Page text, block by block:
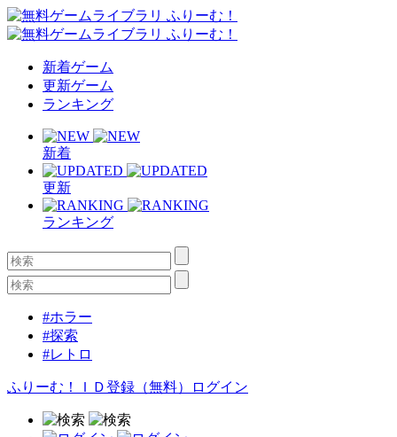
新着ゲーム
更新ゲーム
ランキング
新着
更新
ランキング
#ホラー
#探索
#レトロ
ふりーむ！ＩＤ登録（無料） ログイン